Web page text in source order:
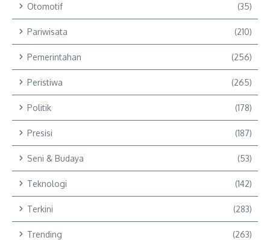
Otomotif (35)
Pariwisata (210)
Pemerintahan (256)
Peristiwa (265)
Politik (178)
Presisi (187)
Seni & Budaya (53)
Teknologi (142)
Terkini (283)
Trending (263)